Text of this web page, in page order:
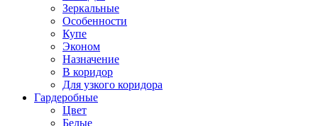
Зеркальные
Особенности
Купе
Эконом
Назначение
В коридор
Для узкого коридора
Гардеробные
Цвет
Белые